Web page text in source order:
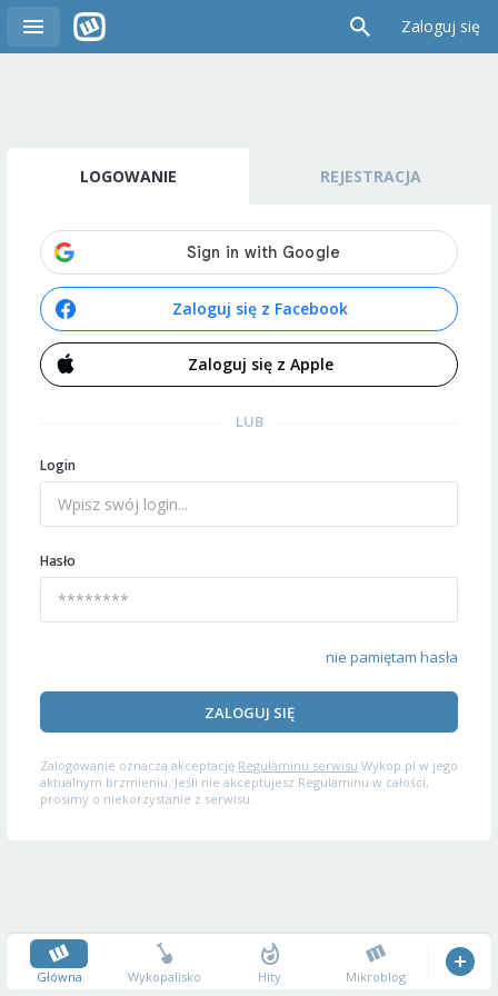
Zaloguj się
LOGOWANIE REJESTRACJA
Zaloguj się z Facebook
Zaloguj się z Apple
LUB
Login
Hasło
nie pamiętam hasła
ZALOGUJ SIĘ
Zalogowanie oznacza akceptację Regulaminu serwisu Wykop.pl w jego
aktualnym brzmieniu. Jeśli nie akceptujesz Regulaminu w całości,
prosimy o niekorzystanie z serwisu.
Główna Wykopalisko Hity Mikroblog